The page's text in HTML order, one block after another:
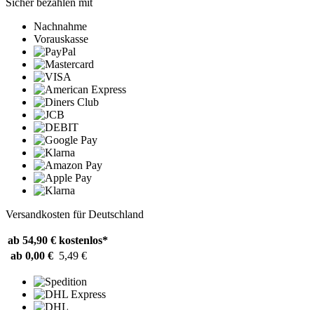
Sicher bezahlen mit
Nachnahme
Vorauskasse
Versandkosten für Deutschland
ab 54,90 € kostenlos*
ab 0,00 € 5,49 €